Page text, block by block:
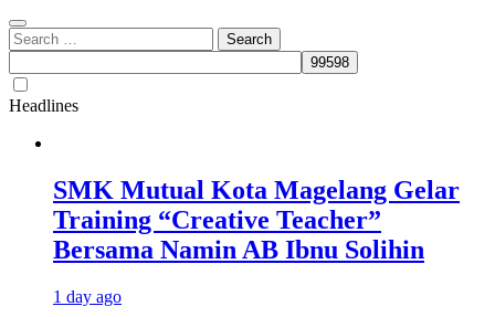
Search
for:
Headlines
SMK Mutual Kota Magelang Gelar
Training “Creative Teacher”
Bersama Namin AB Ibnu Solihin
1 day ago